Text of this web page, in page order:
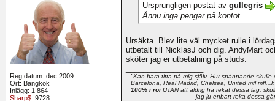
Reg.datum: dec 2009
Ort: Bangkok
Inlägg: 1 864
Sharp$: 9728
Ursprungligen postat av gullegris
Ännu inga pengar på kontot...
Ursäkta. Blev lite väl mycket rulle i
utbetalt till NicklasJ och dig. AndyMart
sköter jag er utbetalning på studs.
"Kan bara titta på mig själv. Hur spännande
Barcelona, Real Madrid, Chelsea, United mfl
100% i roi UTAN att aldrig ha rekat dessa lag,
jag ju enbart reka dessa